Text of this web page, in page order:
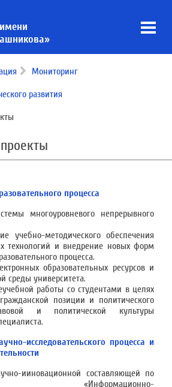
Мониторинг
развития
процесса
многоуровневого непрерывного
учебно-методического обеспечения
технологий и внедрение новых форм
процесса.
образовательных ресурсов и
среды университета.
работы со студентами в целях
позиции и политического
и политической культуры
исследовательского процесса и
ииновационной составляющей по
«Информационно-